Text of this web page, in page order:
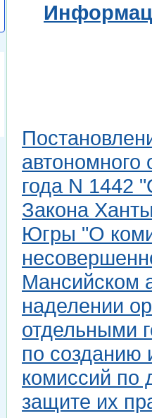
автономного
года N 1442
Закона
Югры "О
Мансийском
наделении
отдельными
по созданию
комиссий по
защите их